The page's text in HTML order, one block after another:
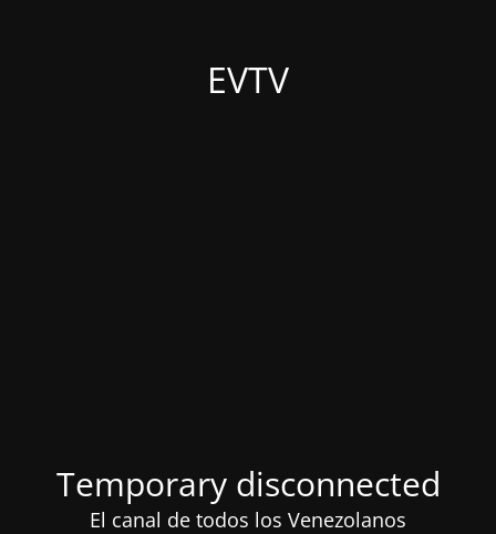
EVTV
Temporary disconnected
El canal de todos los Venezolanos